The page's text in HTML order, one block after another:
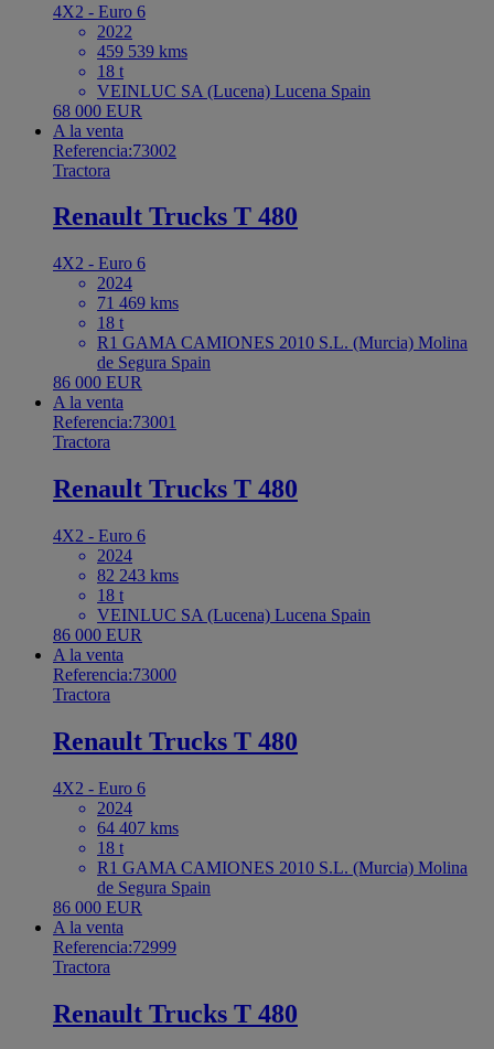
4X2 - Euro 6
2022
459 539 kms
18 t
VEINLUC SA (Lucena) Lucena Spain
68 000 EUR
A la venta
Referencia:73002
Tractora
Renault Trucks T 480
4X2 - Euro 6
2024
71 469 kms
18 t
R1 GAMA CAMIONES 2010 S.L. (Murcia) Molina
de Segura Spain
86 000 EUR
A la venta
Referencia:73001
Tractora
Renault Trucks T 480
4X2 - Euro 6
2024
82 243 kms
18 t
VEINLUC SA (Lucena) Lucena Spain
86 000 EUR
A la venta
Referencia:73000
Tractora
Renault Trucks T 480
4X2 - Euro 6
2024
64 407 kms
18 t
R1 GAMA CAMIONES 2010 S.L. (Murcia) Molina
de Segura Spain
86 000 EUR
A la venta
Referencia:72999
Tractora
Renault Trucks T 480